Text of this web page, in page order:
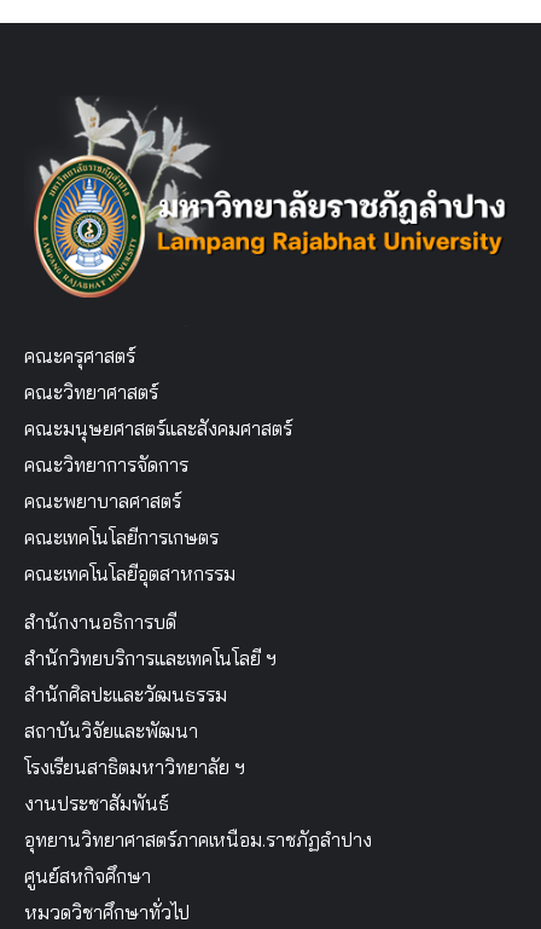
คณะครุศาสตร์
คณะวิทยาศาสตร์
คณะมนุษยศาสตร์และสังคมศาสตร์
คณะวิทยาการจัดการ
คณะพยาบาลศาสตร์
คณะเทคโนโลยีการเกษตร
คณะเทคโนโลยีอุตสาหกรรม
สำนักงานอธิการบดี
สำนักวิทยบริการและเทคโนโลยี ฯ
สำนักศิลปะและวัฒนธรรม
สถาบันวิจัยและพัฒนา
โรงเรียนสาธิตมหาวิทยาลัย ฯ
งานประชาสัมพันธ์
อุทยานวิทยาศาสตร์ภาคเหนือม.ราชภัฏลำปาง
ศูนย์สหกิจศึกษา
หมวดวิชาศึกษาทั่วไป